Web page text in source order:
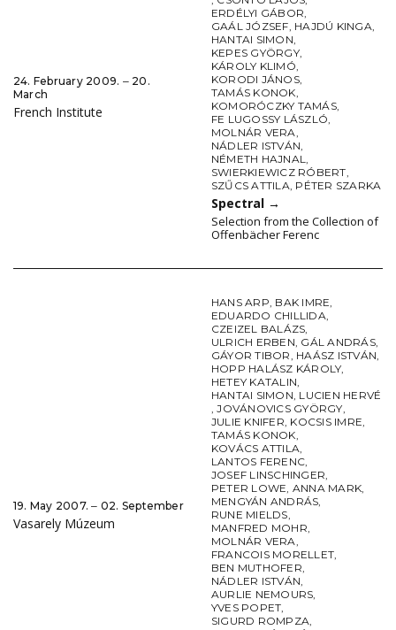
24. February 2009. ‒ 20.
March
French Institute
ERDÉLYI GÁBOR,
GAÁL JÓZSEF, HAJDÚ KINGA,
HANTAI SIMON,
KEPES GYÖRGY,
KÁROLY KLIMÓ,
KORODI JÁNOS,
TAMÁS KONOK,
KOMORÓCZKY TAMÁS,
FE LUGOSSY LÁSZLÓ,
MOLNÁR VERA,
NÁDLER ISTVÁN,
NÉMETH HAJNAL,
SWIERKIEWICZ RÓBERT,
SZŰCS ATTILA, PÉTER SZARKA
Spectral →
Selection from the Collection of
Offenbächer Ferenc
19. May 2007. ‒ 02. September
Vasarely Múzeum
HANS ARP, BAK IMRE,
EDUARDO CHILLIDA,
CZEIZEL BALÁZS,
ULRICH ERBEN, GÁL ANDRÁS,
GÁYOR TIBOR, HAÁSZ ISTVÁN,
HOPP HALÁSZ KÁROLY,
HETEY KATALIN,
HANTAI SIMON, LUCIEN HERVÉ
,JOVÁNOVICS GYÖRGY,
JULIE KNIFER, KOCSIS IMRE,
TAMÁS KONOK,
KOVÁCS ATTILA,
LANTOS FERENC,
JOSEF LINSCHINGER,
PETER LOWE, ANNA MARK,
MENGYÁN ANDRÁS,
RUNE MIELDS,
MANFRED MOHR,
MOLNÁR VERA,
FRANCOIS MORELLET,
BEN MUTHOFER,
NÁDLER ISTVÁN,
AURLIE NEMOURS,
YVES POPET,
SIGURD ROMPZA,